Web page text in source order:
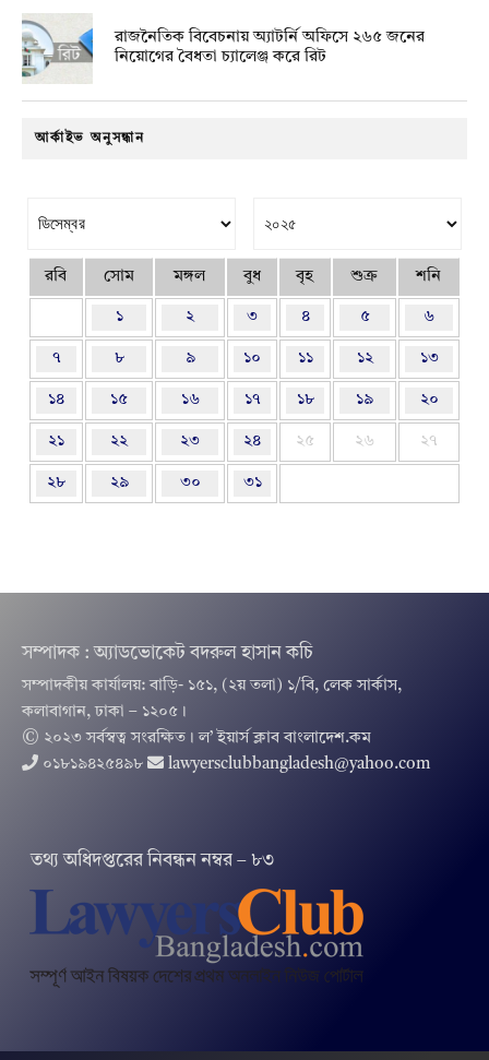
রাজনৈতিক বিবেচনায় অ‍্যাটর্নি অফিসে ২৬৫ জনের
নিয়োগের বৈধতা চ্যালেঞ্জ করে রিট
আর্কাইভ অনুসন্ধান
রবি সোম মঙ্গল বুধ বৃহ শুক্র শনি
১ ২ ৩ ৪ ৫ ৬
৭ ৮ ৯ ১০ ১১ ১২ ১৩
১৪ ১৫ ১৬ ১৭ ১৮ ১৯ ২০
২১ ২২ ২৩ ২৪ ২৫ ২৬ ২৭
২৮ ২৯ ৩০ ৩১
সম্পাদক : অ্যাডভোকেট বদরুল হাসান কচি
সম্পাদকীয় কার্যালয়: বাড়ি- ১৫১, (২য় তলা) ১/বি, লেক সার্কাস,
কলাবাগান, ঢাকা – ১২০৫।
© ২০২৩ সর্বস্বত্ব সংরক্ষিত । ল’ ইয়ার্স ক্লাব বাংলাদেশ.কম
০১৮১৯৪২৫৪৯৮
lawyersclubbangladesh@yahoo.com
তথ‌্য অ‌ধিদপ্ত‌রের নিবন্ধন নম্বর – ৮৩